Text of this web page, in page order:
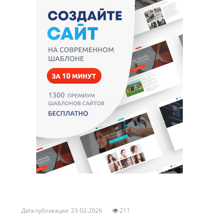
Дата публикации: 23-02-2026 211